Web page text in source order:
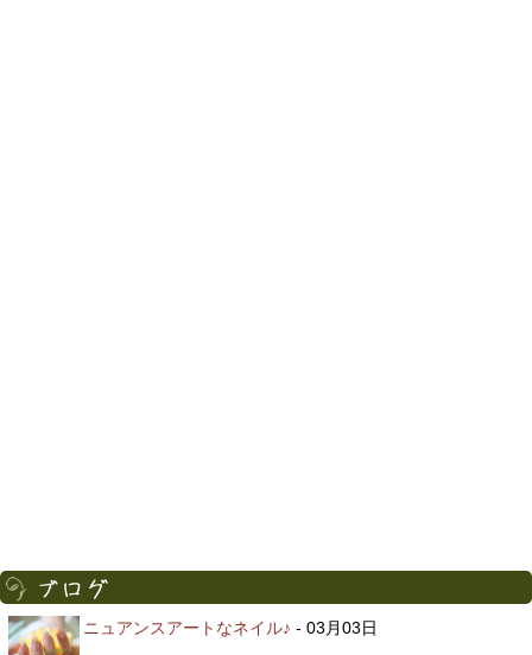
ニュアンスアートなネイル♪ - 03月03日